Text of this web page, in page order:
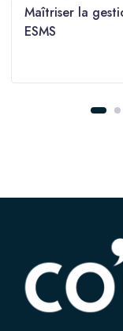
Maîtriser la
ESMS